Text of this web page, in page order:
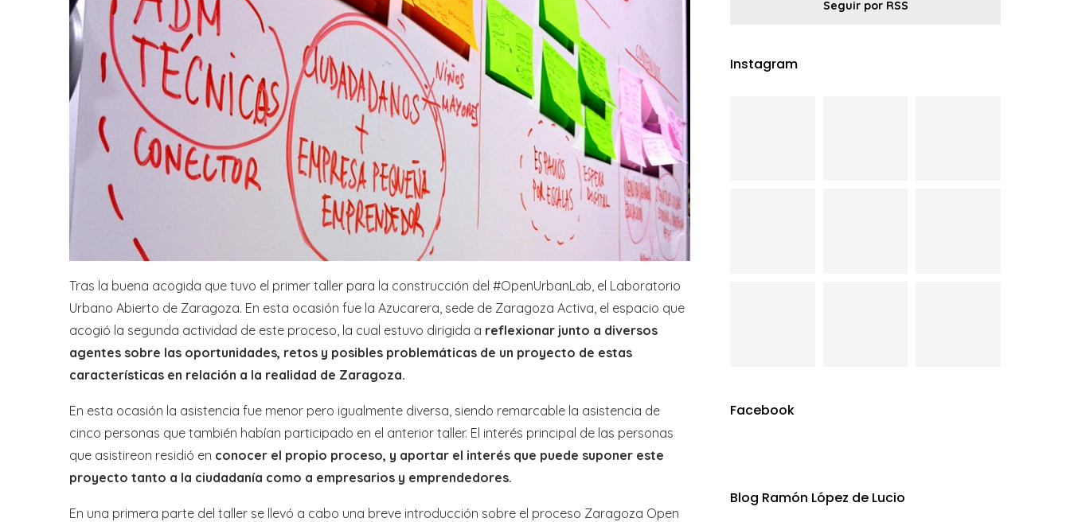
Tras la buena acogida que tuvo el primer taller para la construcción del #OpenUrbanLab, el Laboratorio
Urbano Abierto de Zaragoza. En esta ocasión fue la Azucarera, sede de Zaragoza Activa, el espacio que
acogió la segunda actividad de este proceso, la cual estuvo dirigida a reflexionar junto a diversos
agentes sobre las oportunidades, retos y posibles problemáticas de un proyecto de estas
características en relación a la realidad de Zaragoza.
En esta ocasión la asistencia fue menor pero igualmente diversa, siendo remarcable la asistencia de
cinco personas que también habían participado en el anterior taller. El interés principal de las personas
que asistireon residió en conocer el propio proceso, y aportar el interés que puede suponer este
proyecto tanto a la ciudadanía como a empresarios y emprendedores.
En una primera parte del taller se llevó a cabo una breve introducción sobre el proceso Zaragoza Open
Seguir por RSS
Instagram
Facebook
Blog Ramón López de Lucio